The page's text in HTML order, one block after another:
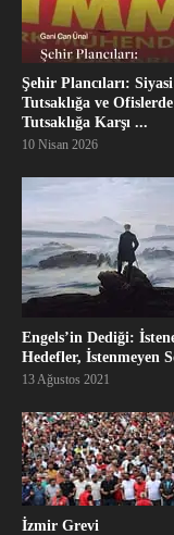
Şehir Plancıları: Siyasi
Tutsaklığa ve Ofislerde
Tutsaklığa Karşı ...
10 Nisan 2026
Engels’in Dediği:
Hedefler, İstenmeyen
13 Ağustos 2021
İzmir Grevi